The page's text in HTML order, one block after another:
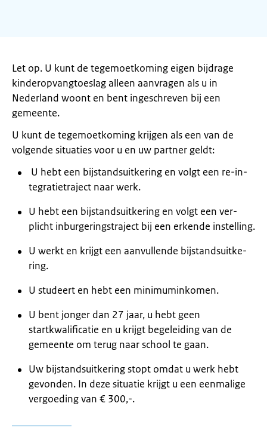
Let op. U kunt de tegemoetkoming eigen bijdrage
kinderopvangtoeslag alleen aanvragen als u in
Nederland woont en bent ingeschreven bij een
gemeente.
U kunt de tegemoetkoming krijgen als een van de
volgende situaties voor u en uw partner geldt:
U hebt een bij­stands­uit­ke­ring en volgt een re-in­
te­gra­tie­tra­ject naar werk.
U hebt een bij­stands­uit­ke­ring en volgt een ver­
plicht in­bur­ge­ringstra­ject bij een er­ken­de in­stel­ling.
U werkt en krijgt een aan­vul­len­de bij­stands­uit­ke­
ring.
U stu­deert en hebt een mi­ni­mum­in­ko­men.
U bent jonger dan 27 jaar, u hebt geen
startkwalificatie en u krijgt begeleiding van de
gemeente om terug naar school te gaan.
Uw bijstandsuitkering stopt omdat u werk hebt
gevonden. In deze situatie krijgt u een eenmalige
vergoeding van € 300,-.